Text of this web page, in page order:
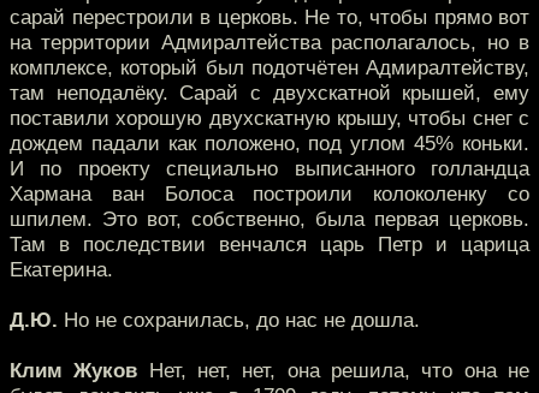
сарай перестроили в церковь. Не то, чтобы прямо вот
на территории Адмиралтейства располагалось, но в
комплексе, который был подотчётен Адмиралтейству,
там неподалёку. Сарай с двухскатной крышей, ему
поставили хорошую двухскатную крышу, чтобы снег с
дождем падали как положено, под углом 45% коньки.
И по проекту специально выписанного голландца
Хармана ван Болоса построили колоколенку со
шпилем. Это вот, собственно, была первая церковь.
Там в последствии венчался царь Петр и царица
Екатерина.
Д.Ю. Но не сохранилась, до нас не дошла.
Клим Жуков Нет, нет, нет, она решила, что она не